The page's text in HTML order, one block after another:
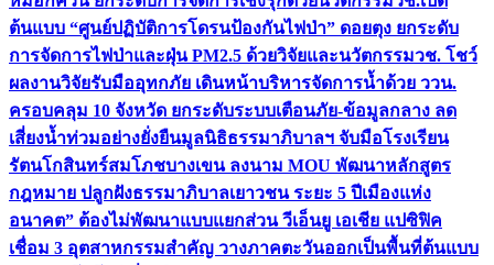
ต้นแบบ “ศูนย์ปฏิบัติการโดรนป้องกันไฟป่า” ดอยตุง ยกระดับ
การจัดการไฟป่าและฝุ่น PM2.5 ด้วยวิจัยและนวัตกรรมวช. โชว์
ผลงานวิจัยรับมืออุทกภัย เดินหน้าบริหารจัดการน้ำด้วย ววน.
ครอบคลุม 10 จังหวัด ยกระดับระบบเตือนภัย-ข้อมูลกลาง ลด
เสี่ยงน้ำท่วมอย่างยั่งยืนมูลนิธิธรรมาภิบาลฯ จับมือโรงเรียน
รัตนโกสินทร์สมโภชบางเขน ลงนาม MOU พัฒนาหลักสูตร
กฎหมาย ปลูกฝังธรรมาภิบาลเยาวชน ระยะ 5 ปีเมืองแห่ง
อนาคต” ต้องไม่พัฒนาแบบแยกส่วน วีเอ็นยู เอเชีย แปซิฟิค
เชื่อม 3 อุตสาหกรรมสำคัญ วางภาคตะวันออกเป็นพื้นที่ต้นแบบ